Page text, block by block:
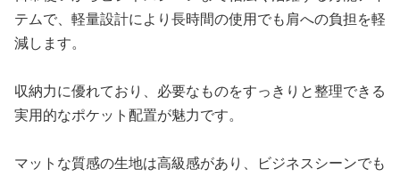
テムで、軽量設計により長時間の使用でも肩への負担を軽
減します。
収納力に優れており、必要なものをすっきりと整理できる
実用的なポケット配置が魅力です。
マットな質感の生地は高級感があり、ビジネスシーンでも